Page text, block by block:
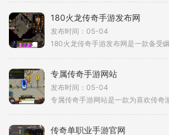
180火龙传奇手游发布网
发布时间：05-04
专属传奇手游网站
发布时间：05-04
传奇单职业手游官网